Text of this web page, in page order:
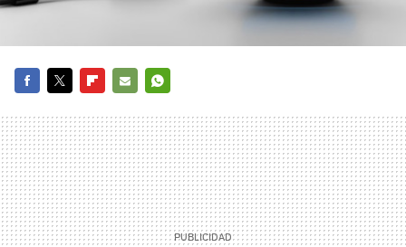
MAIL